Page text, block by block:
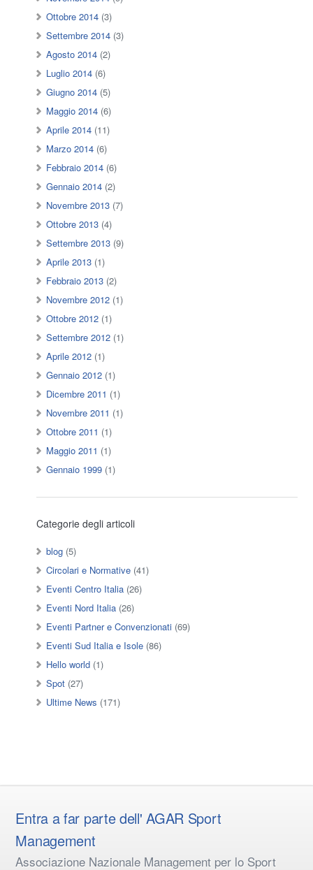
Ottobre 2014 (3)
Settembre 2014 (3)
Agosto 2014 (2)
Luglio 2014 (6)
Giugno 2014 (5)
Maggio 2014 (6)
Aprile 2014 (11)
Marzo 2014 (6)
Febbraio 2014 (6)
Gennaio 2014 (2)
Novembre 2013 (7)
Ottobre 2013 (4)
Settembre 2013 (9)
Aprile 2013 (1)
Febbraio 2013 (2)
Novembre 2012 (1)
Ottobre 2012 (1)
Settembre 2012 (1)
Aprile 2012 (1)
Gennaio 2012 (1)
Dicembre 2011 (1)
Novembre 2011 (1)
Ottobre 2011 (1)
Maggio 2011 (1)
Gennaio 1999 (1)
Categorie degli articoli
blog (5)
Circolari e Normative (41)
Eventi Centro Italia (26)
Eventi Nord Italia (26)
Eventi Partner e Convenzionati (69)
Eventi Sud Italia e Isole (86)
Hello world (1)
Spot (27)
Ultime News (171)
Entra a far parte dell' AGAR Sport
Management
Associazione Nazionale Management per lo Sport